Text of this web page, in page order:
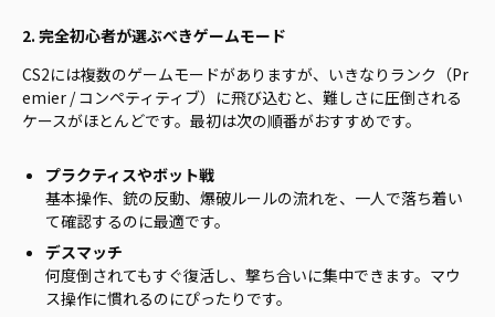
2. 完全初心者が選ぶべきゲームモード
CS2には複数のゲームモードがありますが、いきなりランク（Pr
emier / コンペティティブ）に飛び込むと、難しさに圧倒される
ケースがほとんどです。最初は次の順番がおすすめです。
プラクティスやボット戦
基本操作、銃の反動、爆破ルールの流れを、一人で落ち着い
て確認するのに最適です。
デスマッチ
何度倒されてもすぐ復活し、撃ち合いに集中できます。マウ
ス操作に慣れるのにぴったりです。